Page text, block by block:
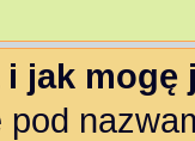
jak mogę
pod